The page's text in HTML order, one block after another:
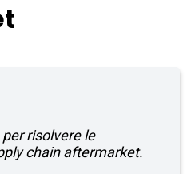
risolvere le
chain aftermarket.